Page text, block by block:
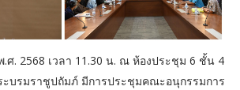
ศ. 2568 เวลา 11.30 น. ณ ห้องประชุม 6 ชั้น 4
บรมราชูปถัมภ์ มีการประชุมคณะอนุกรรมการ